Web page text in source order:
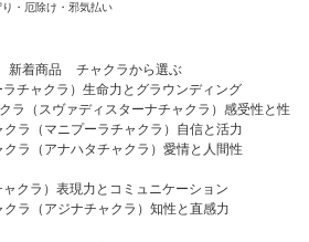
り・厄除け・邪気払い
新着商品
チャクラから選ぶ
チャクラ）生命力とグラウンディング
ラ（スヴァディスターナチャクラ）感受性と性
クラ（マニプーラチャクラ）自信と活力
クラ（アナハタチャクラ）愛情と人間性
クラ）表現力とコミュニケーション
クラ（アジナチャクラ）知性と直感力